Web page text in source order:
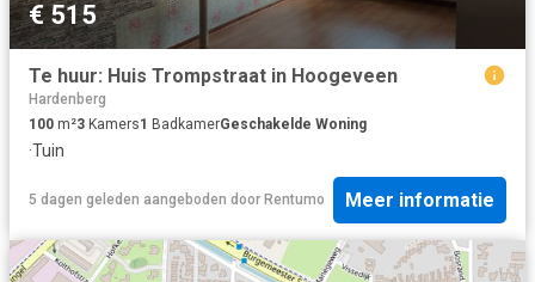
€ 515
Te huur: Huis Trompstraat in Hoogeveen
Hardenberg
100 m²3 Kamers1 BadkamerGeschakelde Woning
·Tuin
5 dagen geleden aangeboden door Rentumo Meer informatie